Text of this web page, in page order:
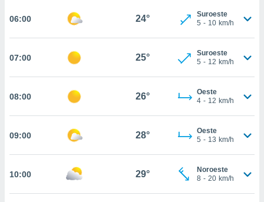
a la
todas
nuestros
análisis
así como
en
más
06:00 24°
Suroeste
5 - 10 km/h
07:00 25°
Suroeste
5 - 12 km/h
08:00 26°
Oeste
4 - 12 km/h
09:00 28°
Oeste
5 - 13 km/h
10:00 29°
Noroeste
8 - 20 km/h